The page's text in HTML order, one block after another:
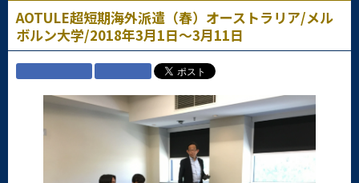
AOTULE超短期海外派遣（春）オーストラリア/メル
ボルン大学/2018年3月1日～3月11日